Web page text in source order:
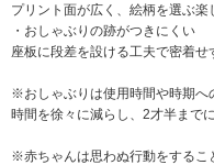
プリント面が広く、絵柄を選ぶ楽
・おしゃぶりの跡がつきにくい
座板に段差を設ける工夫で密着せ
※おしゃぶりは使用時間や時期へ
時間を徐々に減らし、2才半まで
※赤ちゃんは思わぬ行動をするこ